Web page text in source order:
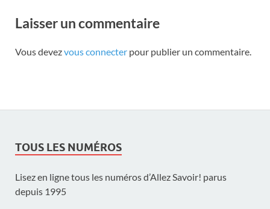
Laisser un commentaire
Vous devezvous connecter pour publier un commentaire.
TOUS LES NUMÉROS
Lisez en ligne tous les numéros d’Allez Savoir! parus
depuis 1995